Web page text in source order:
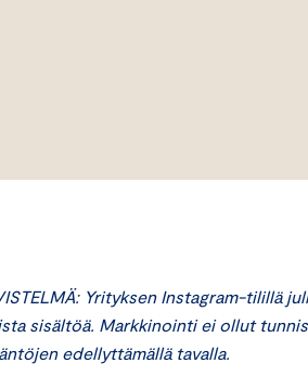
Yrityksen Instagram-tilillä
sisältöä. Markkinointi ei ollut
edellyttämällä tavalla.